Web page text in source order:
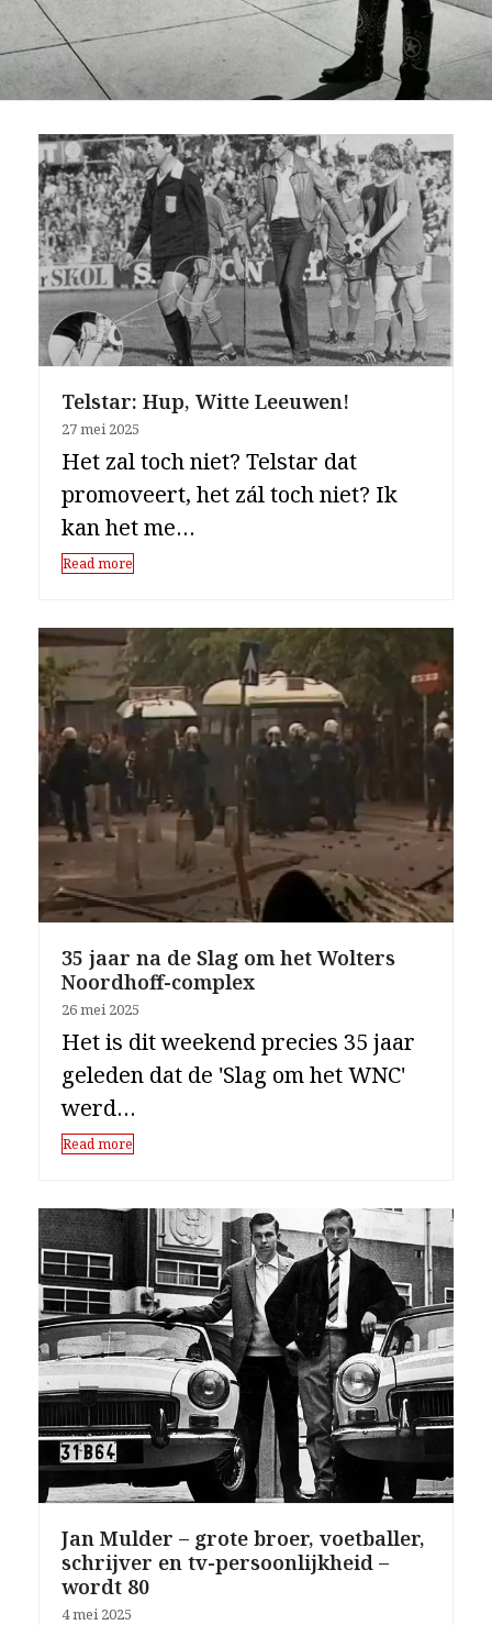
Telstar: Hup, Witte Leeuwen!
27 mei 2025
Het zal toch niet? Telstar dat
promoveert, het zál toch niet? Ik
kan het me…
Read more
35 jaar na de Slag om het Wolters
Noordhoff-complex
26 mei 2025
Het is dit weekend precies 35 jaar
geleden dat de 'Slag om het WNC'
werd…
Read more
Jan Mulder – grote broer, voetballer,
schrijver en tv-persoonlijkheid –
wordt 80
4 mei 2025